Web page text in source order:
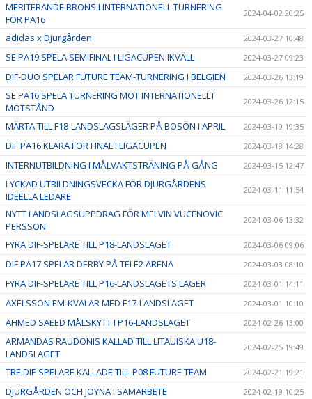
MERITERANDE BRONS I INTERNATIONELL TURNERING
FÖR PA16
2024-04-02 20:25
adidas x Djurgården 2024-03-27 10:48
SE PA19 SPELA SEMIFINAL I LIGACUPEN IKVÄLL 2024-03-27 09:23
DIF-DUO SPELAR FUTURE TEAM-TURNERING I BELGIEN 2024-03-26 13:19
SE PA16 SPELA TURNERING MOT INTERNATIONELLT
MOTSTÅND
2024-03-26 12:15
MÄRTA TILL F18-LANDSLAGSLÄGER PÅ BOSÖN I APRIL 2024-03-19 19:35
DIF PA16 KLARA FÖR FINAL I LIGACUPEN 2024-03-18 14:28
INTERNUTBILDNING I MÅLVAKTSTRÄNING PÅ GÅNG 2024-03-15 12:47
LYCKAD UTBILDNINGSVECKA FÖR DJURGÅRDENS
IDEELLA LEDARE
2024-03-11 11:54
NYTT LANDSLAGSUPPDRAG FÖR MELVIN VUCENOVIC
PERSSON
2024-03-06 13:32
FYRA DIF-SPELARE TILL P18-LANDSLAGET 2024-03-06 09:06
DIF PA17 SPELAR DERBY PÅ TELE2 ARENA 2024-03-03 08:10
FYRA DIF-SPELARE TILL P16-LANDSLAGETS LÄGER 2024-03-01 14:11
AXELSSON EM-KVALAR MED F17-LANDSLAGET 2024-03-01 10:10
AHMED SAEED MÅLSKYTT I P16-LANDSLAGET 2024-02-26 13:00
ARMANDAS RAUDONIS KALLAD TILL LITAUISKA U18-
LANDSLAGET
2024-02-25 19:49
TRE DIF-SPELARE KALLADE TILL P08 FUTURE TEAM 2024-02-21 19:21
DJURGÅRDEN OCH JOYNA I SAMARBETE 2024-02-19 10:25